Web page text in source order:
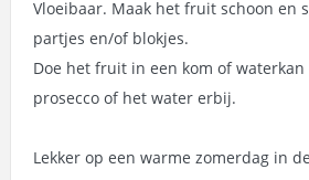
Vloeibaar. Maak het fruit schoon en
partjes en/of blokjes.
Doe het fruit in een kom of waterkan
prosecco of het water erbij.
Lekker op een warme zomerdag in